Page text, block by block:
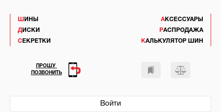
ШИНЫ
ДИСКИ
СЕКРЕТКИ
АКСЕССУАРЫ
РАСПРОДАЖА
КАЛЬКУЛЯТОР ШИН
Войти
ПРОШУ
ПОЗВОНИТЬ